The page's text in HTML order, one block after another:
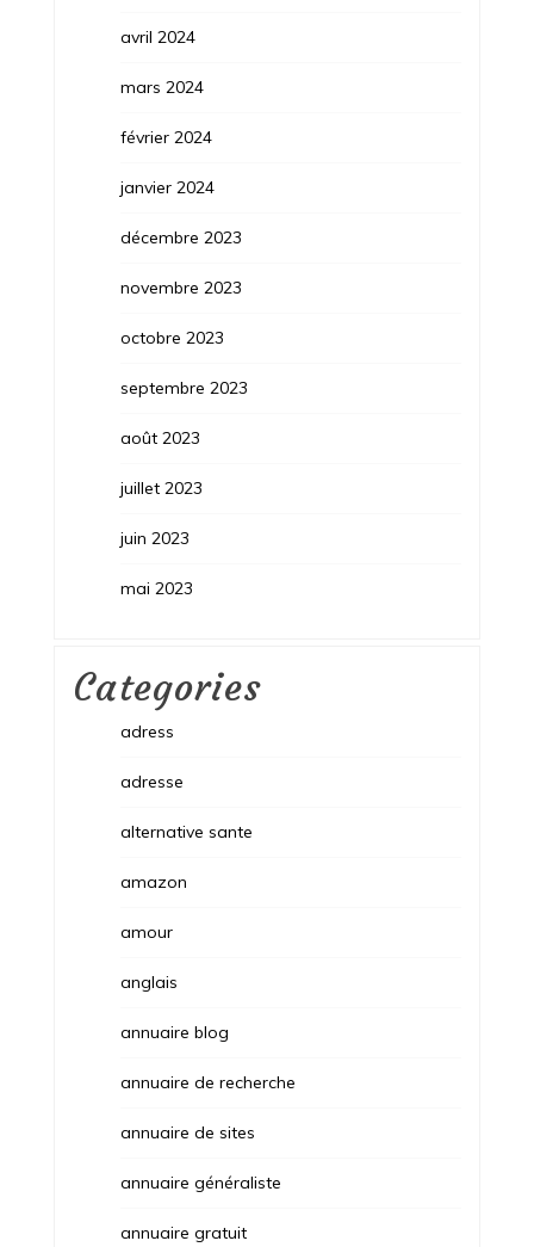
avril 2024
mars 2024
février 2024
janvier 2024
décembre 2023
novembre 2023
octobre 2023
septembre 2023
août 2023
juillet 2023
juin 2023
mai 2023
Categories
adress
adresse
alternative sante
amazon
amour
anglais
annuaire blog
annuaire de recherche
annuaire de sites
annuaire généraliste
annuaire gratuit